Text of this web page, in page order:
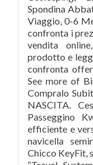
Spondina
Viaggio, 0-6
confronta i
vendita
prodotto e
confronta
See more of
Compralo
NASCITA.
Passeggino
efficiente e
navicella
Chicco KeyFit,